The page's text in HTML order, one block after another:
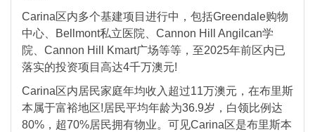
Carina区内多个基建项目进行中，包括Greendale购物
中心、Bellmont私立医院、Cannon Hill Angilcan学
院、Cannon Hill Kmart广场等等，至2025年前区内已
落实的投资项目高达4千万澳元!
Carina区内居民家庭年均收入超过11万澳元，在布里斯
本属于富裕地区!居民平均年龄为36.9岁，白领比例达
80%，超70%居民拥有物业。可见Carina区是布里斯本